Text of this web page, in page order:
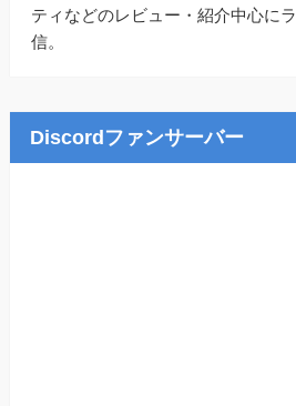
ティなどのレビュー・紹介中心に
信。
Discordファンサーバー